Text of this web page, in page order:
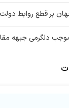
بر قطع روابط
دلگرمی جبهه